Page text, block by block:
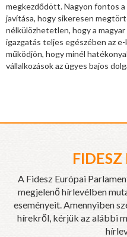
megkezdődött. Nagyon fontos
javítása, hogy sikeresen
nélkülözhetetlen, hogy a magyar
igazgatás teljes egészében az
működjön, hogy minél
vállalkozások az ügyes bajos
A Fidesz Európai
megjelenő hírlevélben
eseményeit. Amennyiben
hírekről, kérjük az alábbi